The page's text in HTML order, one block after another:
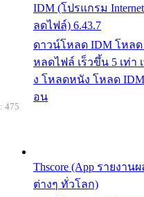
IDM (โปรแกรม
ลดไฟล์) 6.43.7
ดาวน์โหลด IDM โหลด
หลดไฟล์ เร็วขึ้น 5 เท่า
ง โหลดหนัง โหลด
อน
Thscore (App รายงา
ต่างๆ ทั่วโลก)
475